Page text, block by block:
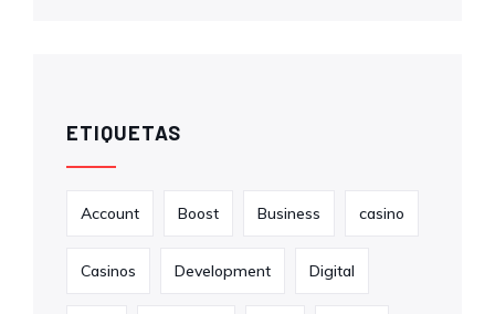
ETIQUETAS
Account Boost Business casino
Casinos Development Digital